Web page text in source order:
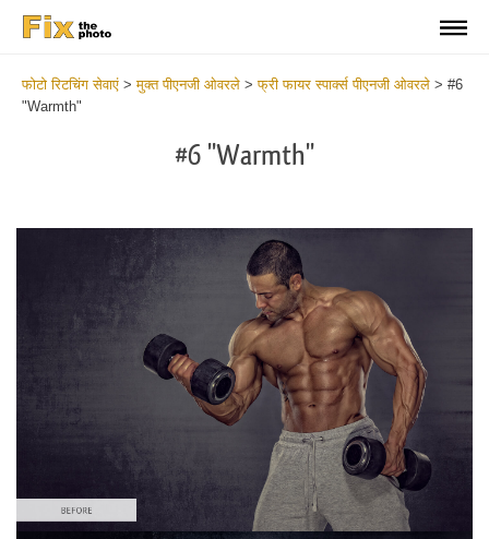
फोटो रिटचिंग सेवाएं >मुक्त पीएनजी ओवरले >फ्री फायर स्पार्क्स पीएनजी ओवरले > #6
"Warmth"
#6 "Warmth"